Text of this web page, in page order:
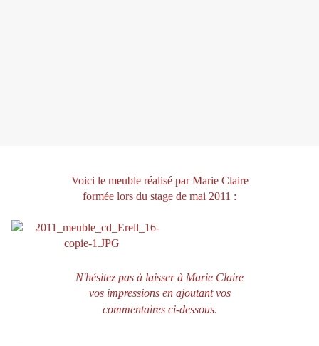
Voici le meuble réalisé par Marie Claire
formée lors du stage de mai 2011 :
N'hésitez pas à laisser à Marie Claire
vos impressions en ajoutant vos
commentaires ci-dessous.